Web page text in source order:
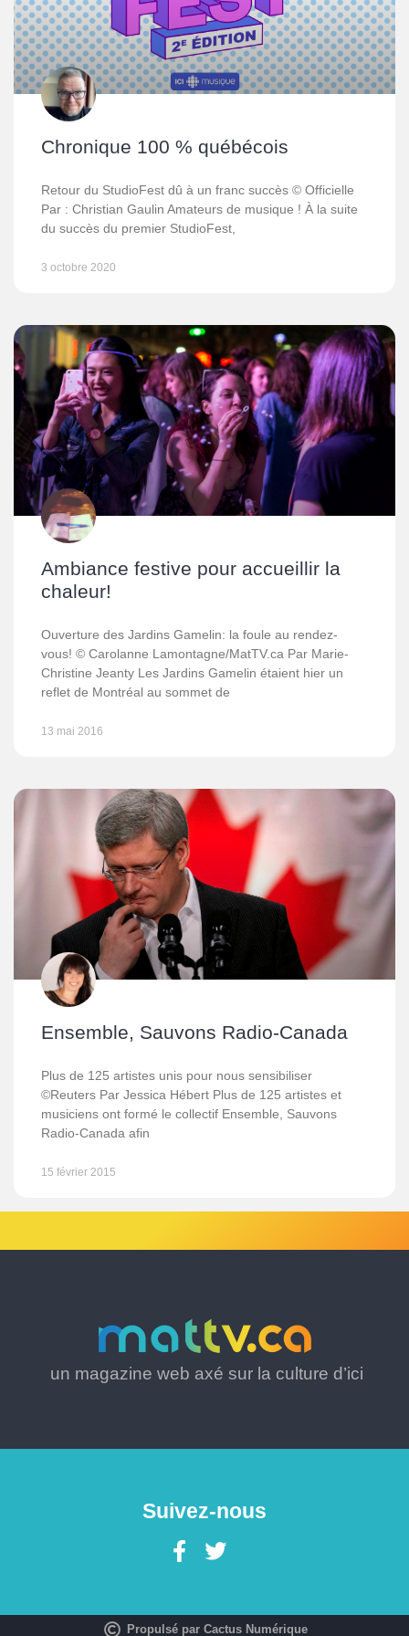
Chronique 100 % québécois
Retour du StudioFest dû à un franc succès © Officielle
Par : Christian Gaulin Amateurs de musique ! À la suite
du succès du premier StudioFest,
3 octobre 2020
Ambiance festive pour accueillir la
chaleur!
Ouverture des Jardins Gamelin: la foule au rendez-
vous! © Carolanne Lamontagne/MatTV.ca Par Marie-
Christine Jeanty Les Jardins Gamelin étaient hier un
reflet de Montréal au sommet de
13 mai 2016
Ensemble, Sauvons Radio-Canada
Plus de 125 artistes unis pour nous sensibiliser
©Reuters Par Jessica Hébert Plus de 125 artistes et
musiciens ont formé le collectif Ensemble, Sauvons
Radio-Canada afin
15 février 2015
un magazine web axé sur la culture d’ici
Suivez-nous
Propulsé par Cactus Numérique